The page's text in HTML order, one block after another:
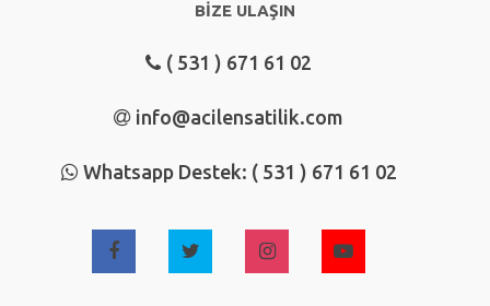
BİZE ULAŞIN
( 531 ) 671 61 02
info@acilensatilik.com
Whatsapp Destek: ( 531 ) 671 61 02